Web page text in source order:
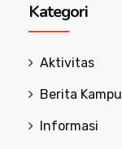
Kategori
Aktivitas
Berita
Informasi